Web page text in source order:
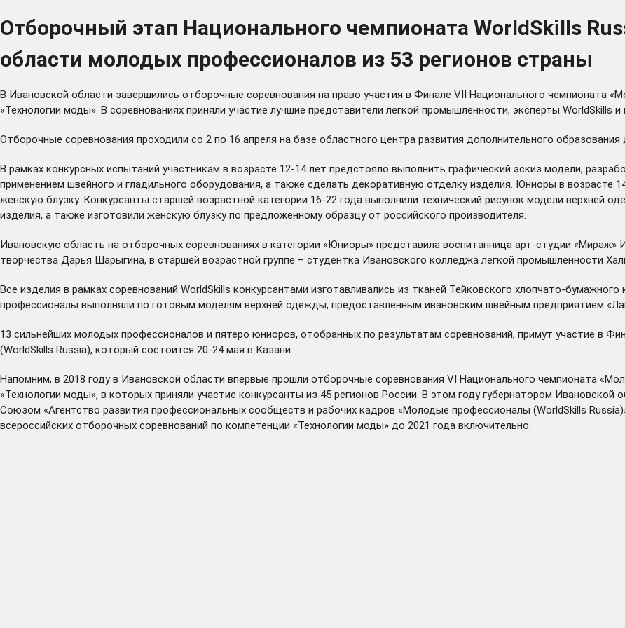
Отборочный этап Национального чемпионата WorldSkills
области молодых профессионалов из 53 регионов страны
В Ивановской области завершились отборочные соревнования на право участия в Финале VII Национального чемпионата
«Технологии моды». В соревнованиях приняли участие лучшие представители легкой промышленности, эксперты WorldSkills
Отборочные соревнования проходили со 2 по 16 апреля на базе областного центра развития дополнительного
В рамках конкурсных испытаний участникам в возрасте 12-14 лет предстояло выполнить графический эскиз модели,
применением швейного и гладильного оборудования, а также сделать декоративную отделку изделия. Юниоры в возрасте
женскую блузку. Конкурсанты старшей возрастной категории 16-22 года выполнили технический рисунок модели верхней
изделия, а также изготовили женскую блузку по предложенному образцу от российского производителя.
Ивановскую область на отборочных соревнованиях в категории «Юниоры» представила воспитанница арт-студии
творчества Дарья Шарыгина, в старшей возрастной группе – студентка Ивановского колледжа легкой промышленности
Все изделия в рамках соревнований WorldSkills конкурсантами изготавливались из тканей Тейковского хлопчато-
профессионалы выполняли по готовым моделям верхней одежды, предоставленным ивановским швейным предприятием
13 сильнейших молодых профессионалов и пятеро юниоров, отобранных по результатам соревнований, примут участие в
(WorldSkills Russia), который состоится 20-24 мая в Казани.
Напомним, в 2018 году в Ивановской области впервые прошли отборочные соревнования VI Национального чемпионата
«Технологии моды», в которых приняли участие конкурсанты из 45 регионов России. В этом году губернатором
Союзом «Агентство развития профессиональных сообществ и рабочих кадров «Молодые профессионалы (WorldSkills
всероссийских отборочных соревнований по компетенции «Технологии моды» до 2021 года включительно.